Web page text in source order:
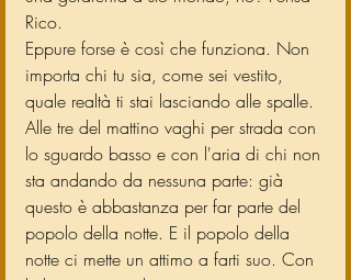
Rico.
Eppure forse è così che funziona. Non
importa chi tu sia, come sei vestito,
quale realtà ti stai lasciando alle spalle.
Alle tre del mattino vaghi per strada con
lo sguardo basso e con l'aria di chi non
sta andando da nessuna parte: già
questo è abbastanza per far parte del
popolo della notte. E il popolo della
notte ci mette un attimo a farti suo. Con